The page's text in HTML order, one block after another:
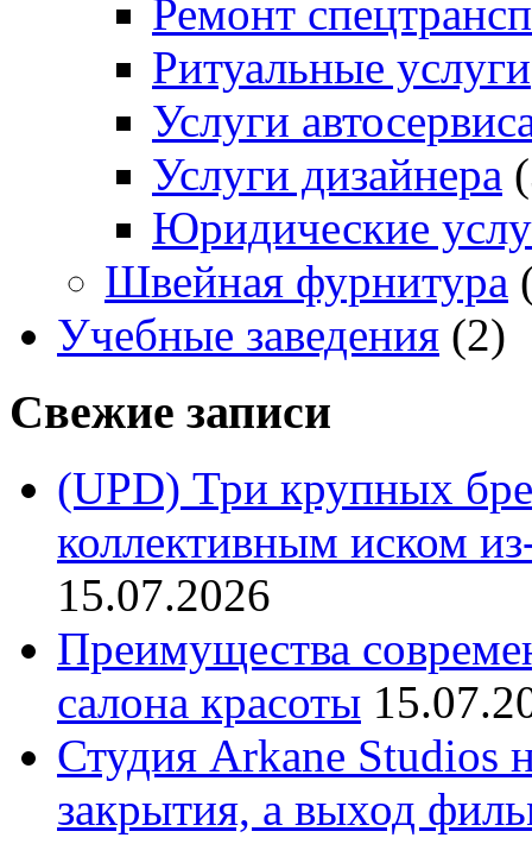
Ремонт
Ритуальные услуги
Услуги
Услуги дизайнера
Юридические
Швейная фурнитура
Учебные заведения (2)
Свежие записи
(UPD) Три крупных
коллективным иском
15.07.2026
Преимущества
салона красоты
Студия Arkane Studios
закрытия, а выход